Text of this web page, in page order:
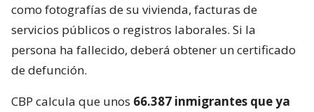
como fotografías de su vivienda, facturas de
servicios públicos o registros laborales. Si la
persona ha fallecido, deberá obtener un certificado
de defunción.
CBP calcula que unos 66.387 inmigrantes que ya